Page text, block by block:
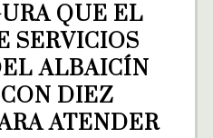
QUE EL
SERVICIOS
ALBAICÍN
DIEZ
ATENDER